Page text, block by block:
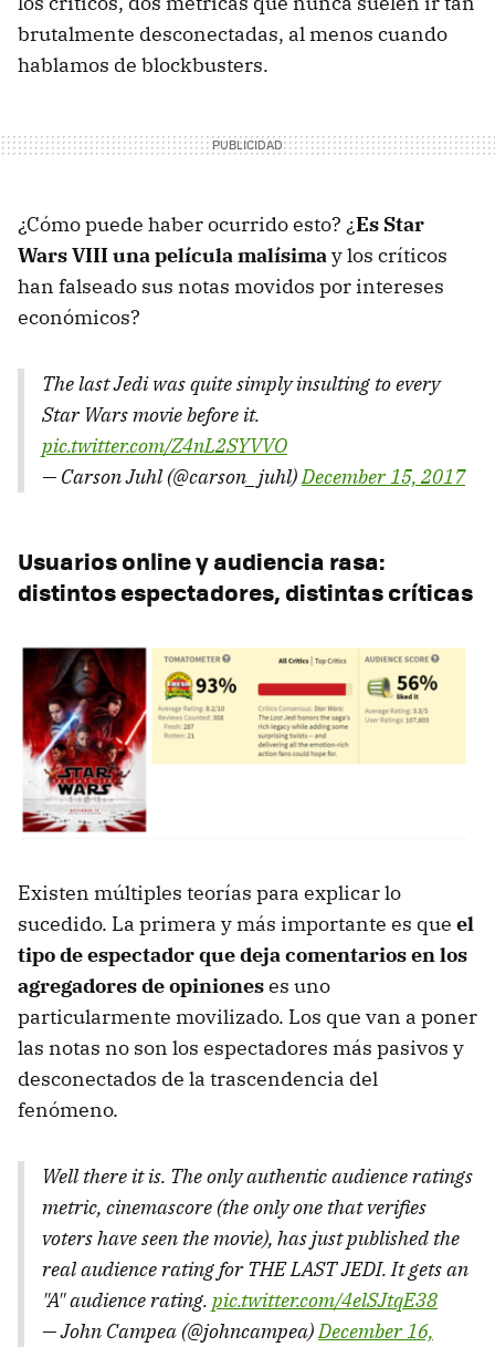
brutalmente desconectadas, al menos cuando
hablamos de blockbusters.
¿Cómo puede haber ocurrido esto? ¿Es Star
Wars VIII una película malísimay los críticos
han falseado sus notas movidos por intereses
económicos?
The last Jedi was quite simply insulting to every
Star Wars movie before it.
pic.twitter.com/Z4nL2SYVVO
— Carson Juhl (@carson_juhl)December 15, 2017
Usuarios online y audiencia rasa:
distintos espectadores, distintas críticas
Existen múltiples teorías para explicar lo
sucedido. La primera y más importante es que el
tipo de espectador que deja comentarios en los
agregadores de opinioneses uno
particularmente movilizado. Los que van a poner
las notas no son los espectadores más pasivos y
desconectados de la trascendencia del
fenómeno.
Well there it is. The only authentic audience ratings
metric, cinemascore (the only one that verifies
voters have seen the movie), has just published the
real audience rating for THE LAST JEDI. It gets an
"A" audience rating. pic.twitter.com/4elSJtqE38
— John Campea (@johncampea)December 16,